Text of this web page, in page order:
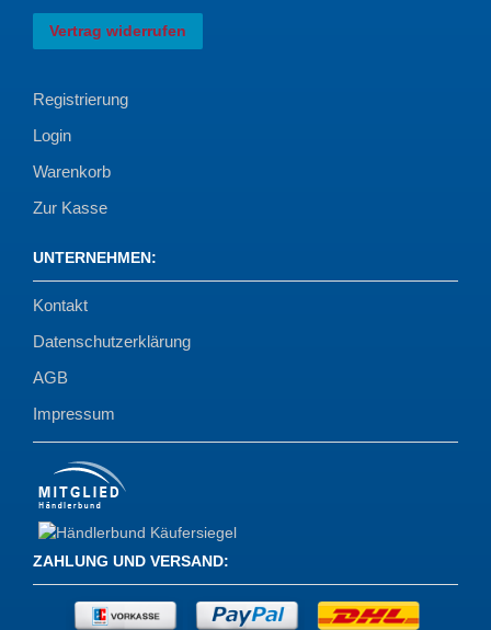
Vertrag widerrufen
Registrierung
Login
Warenkorb
Zur Kasse
UNTERNEHMEN:
Kontakt
Datenschutzerklärung
AGB
Impressum
ZAHLUNG UND VERSAND: